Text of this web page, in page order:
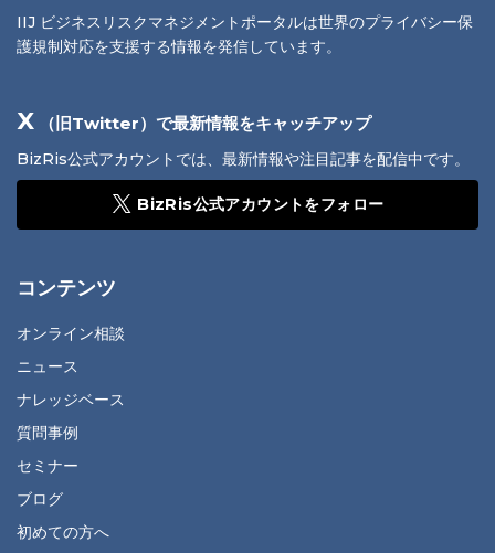
IIJ ビジネスリスクマネジメントポータルは世界のプライバシー保
護規制対応を支援する情報を発信しています。
X （旧Twitter）で最新情報をキャッチアップ
BizRis公式アカウントでは、最新情報や注目記事を配信中です。
BizRis公式アカウントをフォロー
コンテンツ
オンライン相談
ニュース
ナレッジベース
質問事例
セミナー
ブログ
初めての方へ